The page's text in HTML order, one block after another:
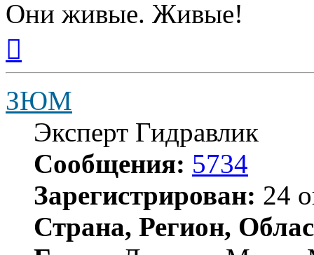
Они живые. Живые!
началу
ЗЮМ
Эксперт Гидравлик
Сообщения: 5734
Зарегистрирован: 24
Страна, Регион,